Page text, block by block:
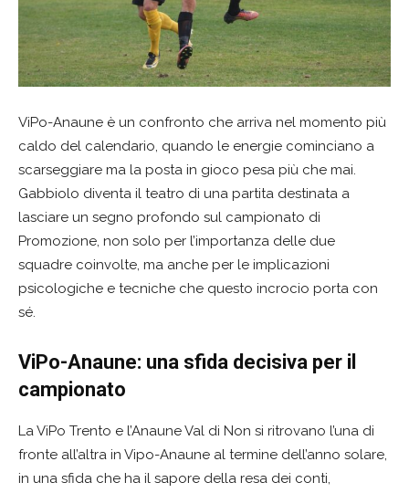
ViPo-Anaune è un confronto che arriva nel momento più
caldo del calendario, quando le energie cominciano a
scarseggiare ma la posta in gioco pesa più che mai.
Gabbiolo diventa il teatro di una partita destinata a
lasciare un segno profondo sul campionato di
Promozione, non solo per l’importanza delle due
squadre coinvolte, ma anche per le implicazioni
psicologiche e tecniche che questo incrocio porta con
sé.
ViPo-Anaune: una sfida decisiva per il
campionato
La ViPo Trento e l’Anaune Val di Non si ritrovano l’una di
fronte all’altra in Vipo-Anaune al termine dell’anno solare,
in una sfida che ha il sapore della resa dei conti,